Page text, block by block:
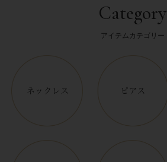
Category
アイテムカテゴリー